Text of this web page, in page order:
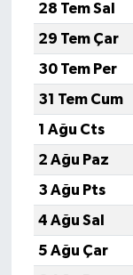
28 Tem Sal
29 Tem Çar
30 Tem Per
31 Tem Cum
1 Ağu Cts
2 Ağu Paz
3 Ağu Pts
4 Ağu Sal
5 Ağu Çar